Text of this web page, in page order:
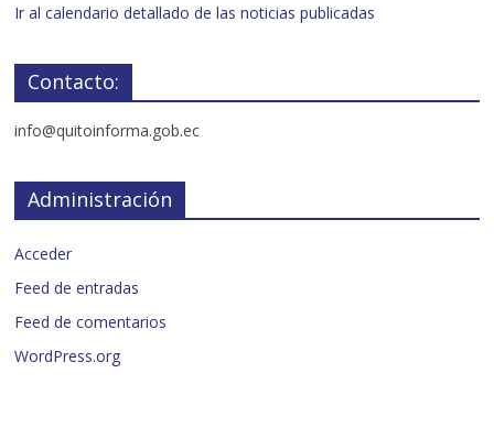
Ir al calendario detallado de las noticias publicadas
Contacto:
info@quitoinforma.gob.ec
Administración
Acceder
Feed de entradas
Feed de comentarios
WordPress.org